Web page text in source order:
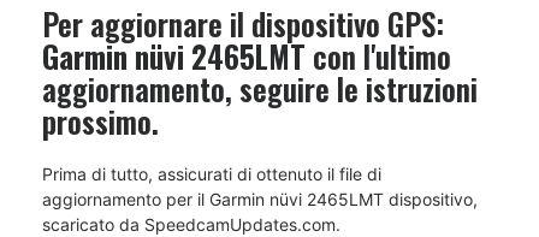
Per aggiornare il dispositivo GPS:
Garmin nüvi 2465LMT con l'ultimo
aggiornamento, seguire le istruzioni
prossimo.
Prima di tutto, assicurati di ottenuto il file di
aggiornamento per il Garmin nüvi 2465LMT dispositivo,
scaricato da SpeedcamUpdates.com.